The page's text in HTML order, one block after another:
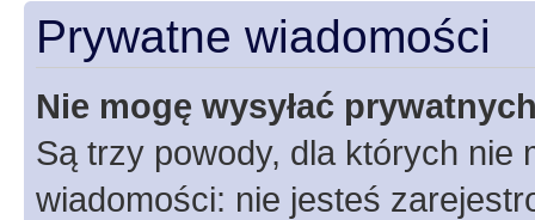
Prywatne wiadomości
Nie mogę wysyłać
Są trzy powody, dla których nie
wiadomości: nie jesteś